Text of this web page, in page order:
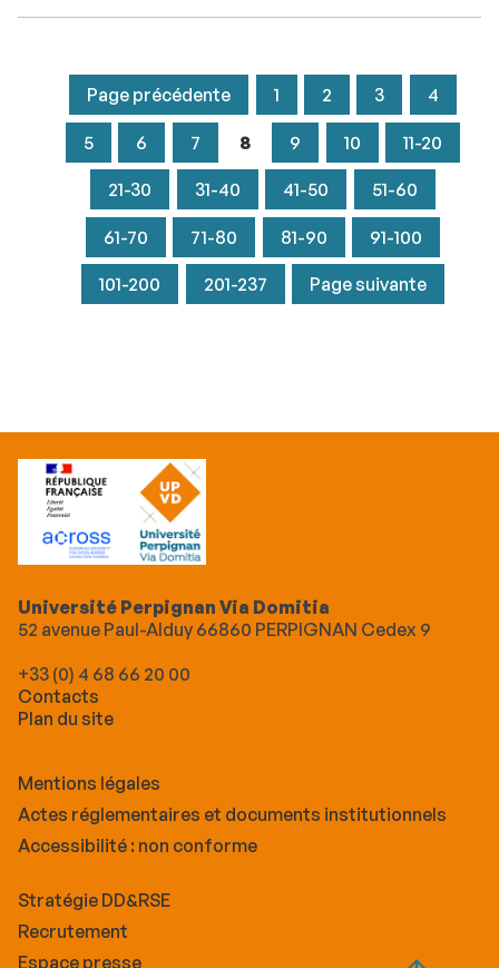
Page précédente 1 2 3 4
5 6 7 8 9 10 11-20
21-30 31-40 41-50 51-60
61-70 71-80 81-90 91-100
101-200 201-237 Page suivante
Université Perpignan Via Domitia
52 avenue Paul-Alduy 66860 PERPIGNAN Cedex 9
+33 (0) 4 68 66 20 00
Contacts
Plan du site
Mentions légales
Actes réglementaires et documents institutionnels
Accessibilité : non conforme
Stratégie DD&RSE
Recrutement
Espace presse